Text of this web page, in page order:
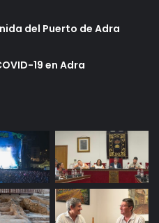
del Puerto de Adra
19 en Adra